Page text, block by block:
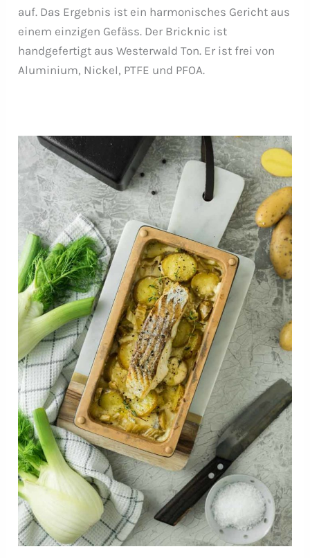
auf. Das Ergebnis ist ein harmonisches Gericht aus
einem einzigen Gefäss. Der Bricknic ist
handgefertigt aus Westerwald Ton. Er ist frei von
Aluminium, Nickel, PTFE und PFOA.